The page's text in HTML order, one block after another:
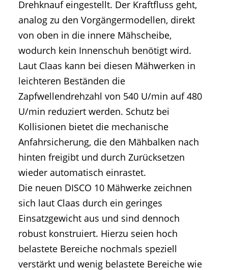
Drehknauf eingestellt. Der Kraftfluss geht,
analog zu den Vorgängermodellen, direkt
von oben in die innere Mähscheibe,
wodurch kein Innenschuh benötigt wird.
Laut Claas kann bei diesen Mähwerken in
leichteren Beständen die
Zapfwellendrehzahl von 540 U/min auf 480
U/min reduziert werden. Schutz bei
Kollisionen bietet die mechanische
Anfahrsicherung, die den Mähbalken nach
hinten freigibt und durch Zurücksetzen
wieder automatisch einrastet.
Die neuen DISCO 10 Mähwerke zeichnen
sich laut Claas durch ein geringes
Einsatzgewicht aus und sind dennoch
robust konstruiert. Hierzu seien hoch
belastete Bereiche nochmals speziell
verstärkt und wenig belastete Bereiche wie